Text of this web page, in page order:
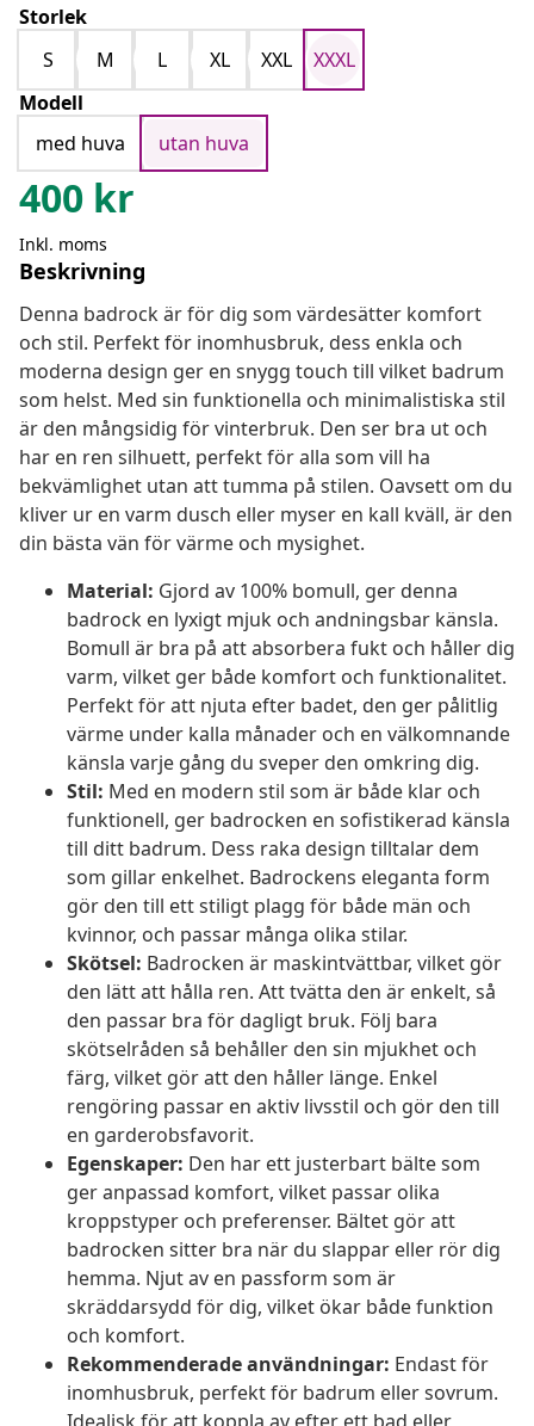
Storlek
S
M L XL XXL
XXXL
Modell
med huva
utan huva
400 kr
Inkl. moms
Beskrivning
Denna badrock är för dig som värdesätter komfort
och stil. Perfekt för inomhusbruk, dess enkla och
moderna design ger en snygg touch till vilket badrum
som helst. Med sin funktionella och minimalistiska stil
är den mångsidig för vinterbruk. Den ser bra ut och
har en ren silhuett, perfekt för alla som vill ha
bekvämlighet utan att tumma på stilen. Oavsett om du
kliver ur en varm dusch eller myser en kall kväll, är den
din bästa vän för värme och mysighet.
Material: Gjord av 100% bomull, ger denna
badrock en lyxigt mjuk och andningsbar känsla.
Bomull är bra på att absorbera fukt och håller dig
varm, vilket ger både komfort och funktionalitet.
Perfekt för att njuta efter badet, den ger pålitlig
värme under kalla månader och en välkomnande
känsla varje gång du sveper den omkring dig.
Stil: Med en modern stil som är både klar och
funktionell, ger badrocken en sofistikerad känsla
till ditt badrum. Dess raka design tilltalar dem
som gillar enkelhet. Badrockens eleganta form
gör den till ett stiligt plagg för både män och
kvinnor, och passar många olika stilar.
Skötsel: Badrocken är maskintvättbar, vilket gör
den lätt att hålla ren. Att tvätta den är enkelt, så
den passar bra för dagligt bruk. Följ bara
skötselråden så behåller den sin mjukhet och
färg, vilket gör att den håller länge. Enkel
rengöring passar en aktiv livsstil och gör den till
en garderobsfavorit.
Egenskaper: Den har ett justerbart bälte som
ger anpassad komfort, vilket passar olika
kroppstyper och preferenser. Bältet gör att
badrocken sitter bra när du slappar eller rör dig
hemma. Njut av en passform som är
skräddarsydd för dig, vilket ökar både funktion
och komfort.
Rekommenderade användningar: Endast för
inomhusbruk, perfekt för badrum eller sovrum.